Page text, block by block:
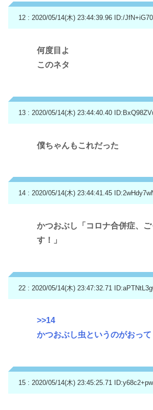
12 : 2020/05/14(木) 23:44:39.96 ID:/JfN+iG70
何度目よ
このネタ
13 : 2020/05/14(木) 23:44:40.40
僕ちゃんもこれだった
14 : 2020/05/14(木) 23:44:41.45
かつおぶし「コロナ合併症、
す！」
22 : 2020/05/14(木) 23:47:32.71
>>14
かつおぶし虫というのがおって
15 : 2020/05/14(木) 23:45:25.71